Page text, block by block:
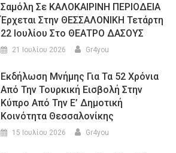
Σαμόλη Σε ΚΑΛΟΚΑΙΡΙΝΗ ΠΕΡΙΟΔΕΙΑ
Έρχεται Στην ΘΕΣΣΑΛΟΝΙΚΗ Τετάρτη
22 Ιουλίου Στο ΘΕΑΤΡΟ ΔΑΣΟΥΣ
21 Ιουλίου 2026 Gr4you
Εκδήλωση Μνήμης Για Τα 52 Χρόνια
Από Την Τουρκική Εισβολή Στην
Κύπρο Από Την Ε’ Δημοτική
Κοινότητα Θεσσαλονίκης
15 Ιουλίου 2026 Gr4you